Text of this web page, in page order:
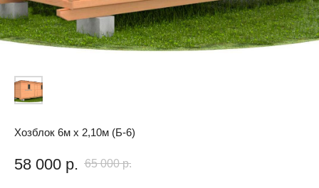
Хозблок 6м х 2,10м (Б-6)
58 000 р. 65 000 р.